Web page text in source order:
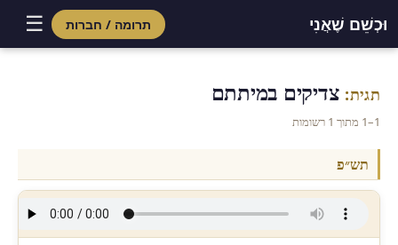
וּכְשֵׁם שֶׁאֲנִי תרומה / חברות ☰
תגית: צדיקים במיתתם
1–1 מתוך 1 רשומות
תש״פ